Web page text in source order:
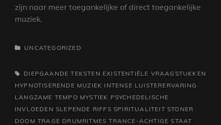
zijn naar meer toegankelijke of direct toegankelijke
muziek.
CATEGORIEËN
UNCATEGORIZED
TAGS,DIEPGAANDE TEKSTEN EXISTENTIËLE VRAAGSTUKKEN
HYPNOTISERENDE MUZIEK INTENSE LUISTERERVARING
LANGZAME TEMPO MYSTIEK PSYCHEDELISCHE
INVLOEDEN SLEPENDE RIFFS SPIRITUALITEIT STONER
DOOM TRAGE DRUMRITMES TRANCE-ACHTIGE STAAT